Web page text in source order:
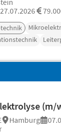
27.07.2026
(m/
Hamburg